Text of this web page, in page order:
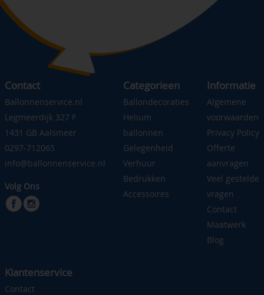
Contact
Ballonnenservice.nl
Legmeerdijk 327 F
1431 GB Aalsmeer
0297-712065
info@ballonnenservice.nl
Volg Ons
Categorieen
Ballondecoraties
Helium
ballonnen
Gelegenheid
Verhuur
Bedrukken
Accessoires
Informatie
Algemene
voorwaarden
Privacy Policy
Offerte
aanvragen
Veel gestelde
vragen
Contact
Maatwerk
Blog
Klantenservice
Contact